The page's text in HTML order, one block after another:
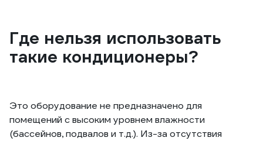
Где нельзя использовать
такие кондиционеры?
Это оборудование не предназначено для
помещений с высоким уровнем влажности
(бассейнов, подвалов и т.д.). Из-за отсутствия